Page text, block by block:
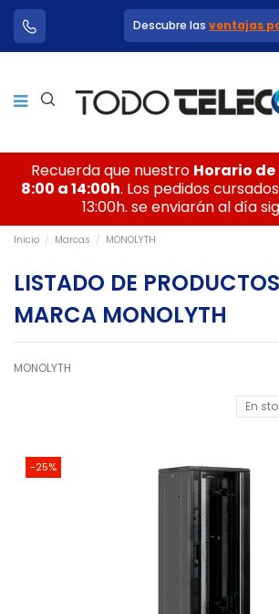
Descubre las ventajas
Recuerda que nuestro Horario
8:00 a 14:00h. Los pedidos
13:00h. se enviarán al día
Inicio Marcas MONOLYTH
LISTADO DE
MARCA MONOLYTH
MONOLYTH
En
-25%